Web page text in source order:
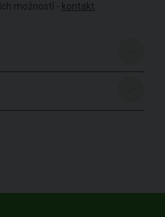
možností - kontakt.